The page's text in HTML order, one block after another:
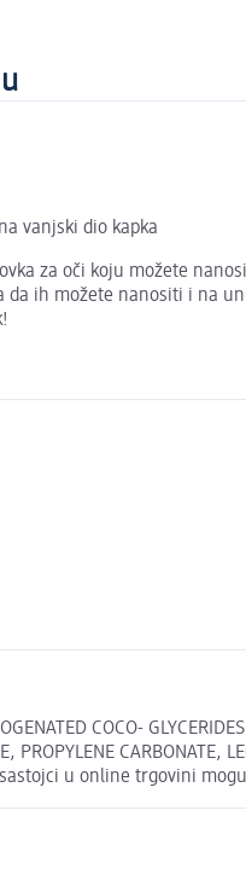
vanjski dio kapka
za oči koju možete
ih možete nanositi i na
COCO-
PROPYLENE
sastojci u online trgovini